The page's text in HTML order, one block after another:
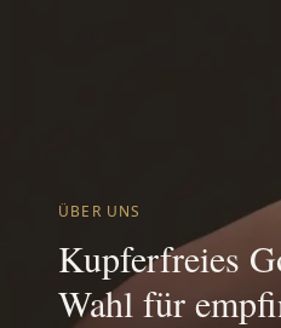
ÜBER UNS
Kupferfreies
Wahl für